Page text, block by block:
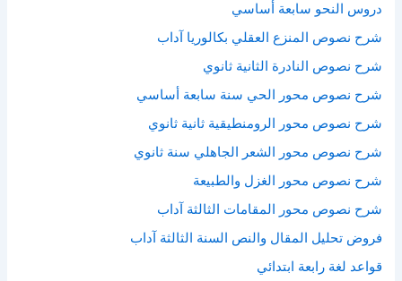
دروس النحو سابعة أساسي
شرح نصوص المنزع العقلي بكالوريا آداب
شرح نصوص النادرة الثانية ثانوي
شرح نصوص محور الحي سنة سابعة أساسي
شرح نصوص محور الرومنطيقية ثانية ثانوي
شرح نصوص محور الشعر الجاهلي سنة ثانوي
شرح نصوص محور الغزل والطبيعة
شرح نصوص محور المقامات الثالثة آداب
فروض تحليل المقال والنص السنة الثالثة آداب
قواعد لغة رابعة ابتدائي